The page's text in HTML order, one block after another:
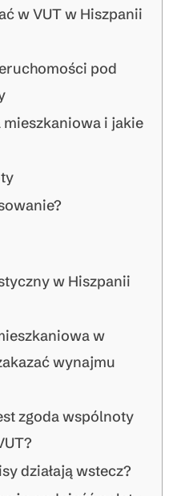
w VUT w Hiszpanii
pod
i jakie
w Hiszpanii
w
wynajmu
zgoda wspólnoty
działają wstecz?